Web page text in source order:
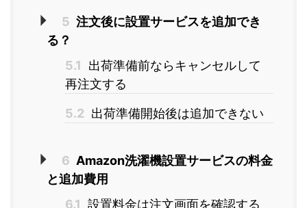
5 注文後に設置サービスを追加でき
る？
5.1
出荷準備前ならキャンセルして
再注文する
5.2 出荷準備開始後は追加できない
6 Amazon洗濯機設置サービスの料金
と追加費用
6.1 設置料金は注文画面を確認する